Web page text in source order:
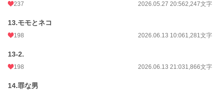
237 2026.05.27 20:562,247文字
13.モモとネコ
198 2026.06.13 10:061,281文字
13-2.
198 2026.06.13 21:031,866文字
14.罪な男